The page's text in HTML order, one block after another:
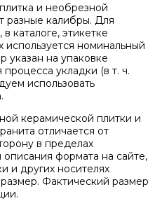
и необрезной
разные калибры. Для
каталоге, этикетке
используется номинальный
указан на упаковке
укладки (в т. ч.
использовать
керамической плитки и
отличается от
в пределах
формата на сайте,
и других носителях
Фактический размер